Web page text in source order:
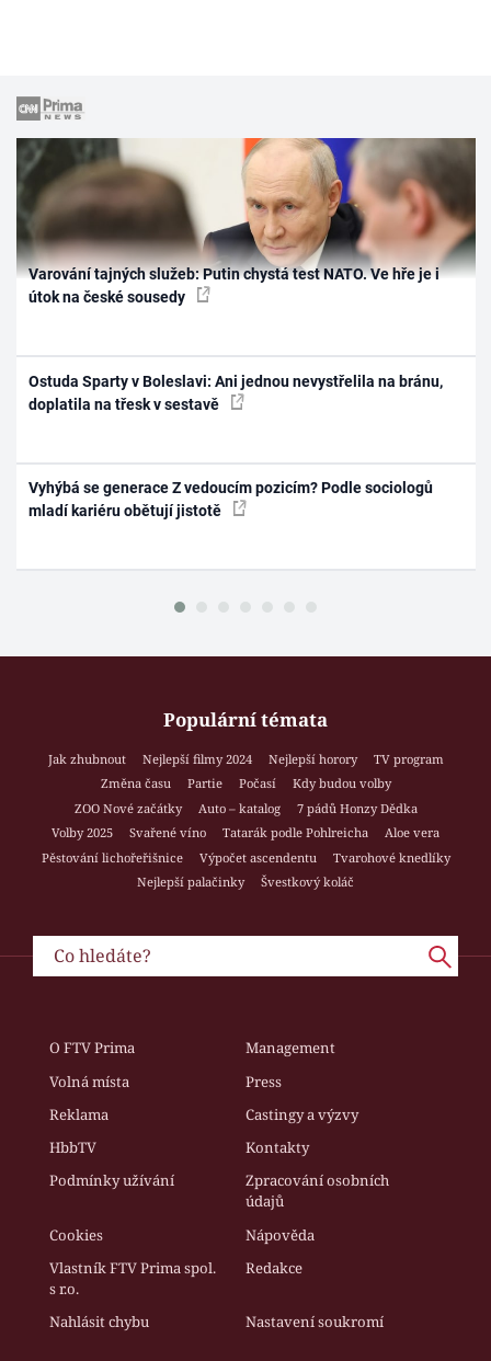
Varování tajných služeb: Putin chystá test NATO. Ve hře je i
útok na české sousedy
Ostuda Sparty v Boleslavi: Ani jednou nevystřelila na bránu,
doplatila na třesk v sestavě
Vyhýbá se generace Z vedoucím pozicím? Podle sociologů
mladí kariéru obětují jistotě
Populární témata
Jak zhubnout Nejlepší filmy 2024 Nejlepší horory
TV program
Změna času
Partie Počasí
Kdy budou volby
ZOO Nové začátky
Auto – katalog
7 pádů Honzy Dědka
Volby 2025
Svařené víno Tatarák podle Pohlreicha
Aloe vera
Pěstování lichořeřišnice
Výpočet ascendentu
Tvarohové knedlíky
Nejlepší palačinky
Švestkový koláč
O FTV Prima
Management
Volná místa
Press
Reklama
Castingy a výzvy
HbbTV
Kontakty
Podmínky užívání
Zpracování osobních
údajů
Cookies
Nápověda
Vlastník FTV Prima spol.
s r.o.
Redakce
Nahlásit chybu Nastavení soukromí